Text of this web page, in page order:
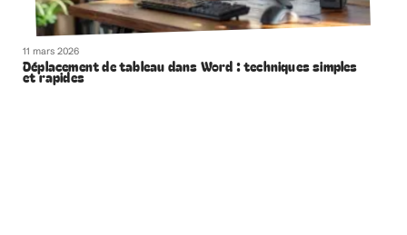
11 mars 2026
Déplacement de tableau dans Word : techniques simples
et rapides